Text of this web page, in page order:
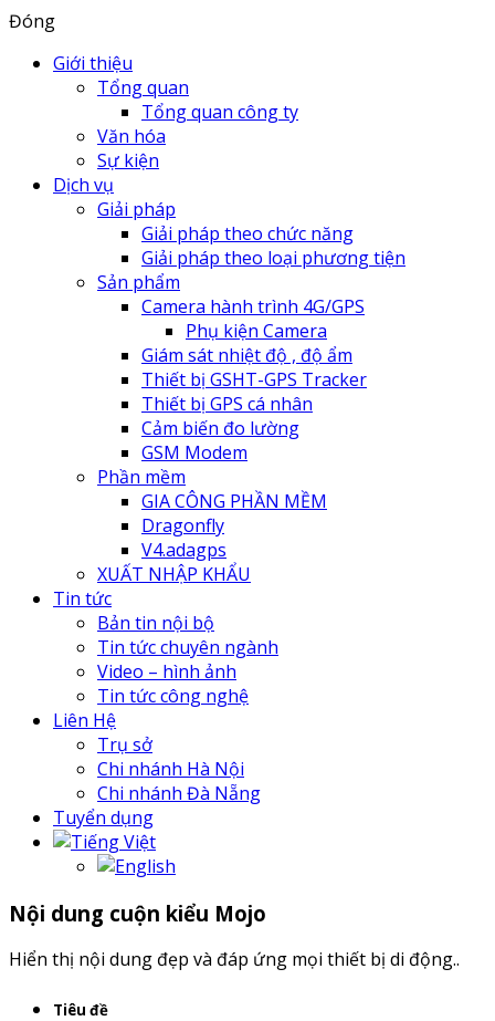
Đóng
Giới thiệu
Tổng quan
Tổng quan công ty
Văn hóa
Sự kiện
Dịch vụ
Giải pháp
Giải pháp theo chức năng
Giải pháp theo loại phương tiện
Sản phẩm
Camera hành trình 4G/GPS
Phụ kiện Camera
Giám sát nhiệt độ , độ ẩm
Thiết bị GSHT-GPS Tracker
Thiết bị GPS cá nhân
Cảm biến đo lường
GSM Modem
Phần mềm
GIA CÔNG PHẦN MỀM
Dragonfly
V4.adagps
XUẤT NHẬP KHẨU
Tin tức
Bản tin nội bộ
Tin tức chuyên ngành
Video – hình ảnh
Tin tức công nghệ
Liên Hệ
Trụ sở
Chi nhánh Hà Nội
Chi nhánh Đà Nẵng
Tuyển dụng
Nội dung cuộn kiểu Mojo
Hiển thị nội dung đẹp và đáp ứng mọi thiết bị di động..
Tiêu đề